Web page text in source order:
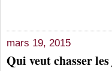
mars 19, 2015
Qui veut chasser